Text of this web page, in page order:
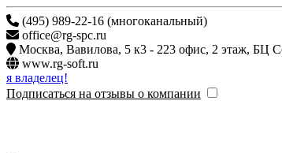
(495) 989-22-16 (многоканальный)
office@rg-spc.ru
Москва,
Вавилова, 5
www.rg-soft.ru
я владелец!
Подписаться на отзывы о компании